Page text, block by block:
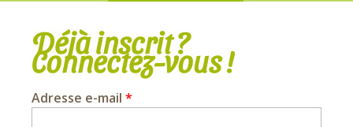
Déjà inscrit ?
Connectez-vous !
Adresse e-mail *